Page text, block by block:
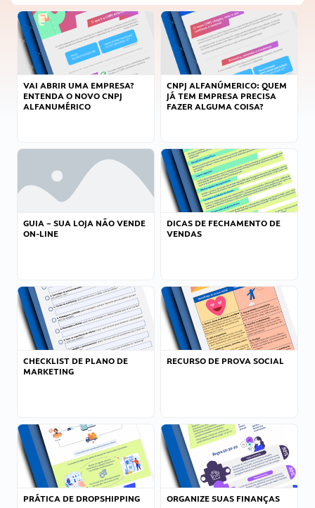
VAI ABRIR UMA EMPRESA?
ENTENDA O NOVO CNPJ
ALFANUMÉRICO
CNPJ ALFANÚMERICO: QUEM
JÁ TEM EMPRESA PRECISA
FAZER ALGUMA COISA?
GUIA – SUA LOJA NÃO VENDE
ON-LINE
DICAS DE FECHAMENTO DE
VENDAS
CHECKLIST DE PLANO DE
MARKETING
RECURSO DE PROVA SOCIAL
PRÁTICA DE DROPSHIPPING ORGANIZE SUAS FINANÇAS